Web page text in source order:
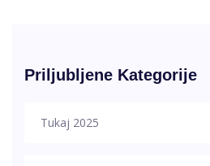
Priljubljene Kategorije
Tukaj 2025